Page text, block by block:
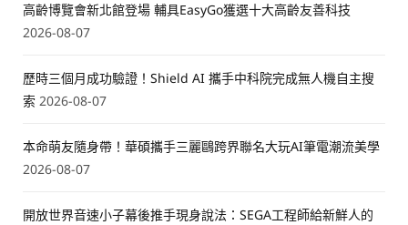
高齡博覽會新北館登場 輔具EasyGo獲選十大高齡友善科技
2026-08-07
歷時三個月成功驗證！Shield AI 攜手中科院完成無人機自主搜
索 2026-08-07
本命萌友隨身帶！華碩攜手三麗鷗跨界聯名大玩AI筆電潮流美學
2026-08-07
開放世界音速小子幕後推手現身說法：SEGA工程師給新鮮人的